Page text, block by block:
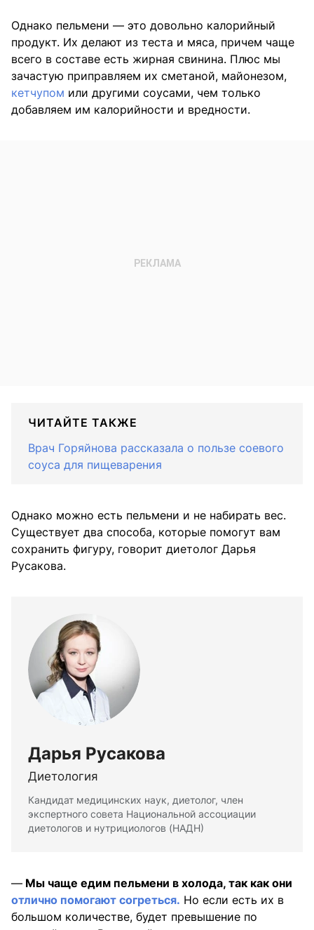
Однако пельмени — это довольно калорийный
продукт. Их делают из теста и мяса, причем чаще
всего в составе есть жирная свинина. Плюс мы
зачастую приправляем их сметаной, майонезом,
кетчупом или другими соусами, чем только
добавляем им калорийности и вредности.
ЧИТАЙТЕ ТАКЖЕ
Врач Горяйнова рассказала о пользе соевого
соуса для пищеварения
Однако можно есть пельмени и не набирать вес.
Существует два способа, которые помогут вам
сохранить фигуру, говорит диетолог Дарья
Русакова.
Дарья Русакова
Диетология
Кандидат медицинских наук, диетолог, член
экспертного совета Национальной ассоциации
диетологов и нутрициологов (НАДН)
— Мы чаще едим пельмени в холода, так как они
отлично помогают согреться. Но если есть их в
большом количестве, будет превышение по